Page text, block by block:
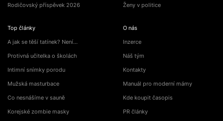
Rodičovský příspěvek 2026
Top články
A jak se těší tatínek? Není…
Protivná učitelka o školách
Intimní snímky porodu
Mužská masturbace
Co nesnášíme v sauně
Korejské zombie masky
Ženy v politice
O nás
Inzerce
Náš tým
Kontakty
Manuál pro moderní mámy
Kde koupit časopis
PR články